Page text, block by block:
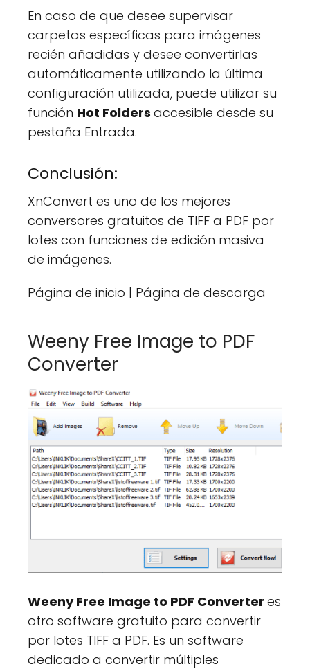
En caso de que desee supervisar
carpetas específicas para imágenes
recién añadidas y desee convertirlas
automáticamente utilizando la última
configuración utilizada, puede utilizar su
función Hot Folders accesible desde su
pestaña Entrada.
Conclusión:
XnConvert es uno de los mejores
conversores gratuitos de TIFF a PDF por
lotes con funciones de edición masiva
de imágenes.
Página de inicio | Página de descarga
Weeny Free Image to PDF
Converter
Weeny Free Image to PDF Converter es
otro software gratuito para convertir
por lotes TIFF a PDF. Es un software
dedicado a convertir múltiples